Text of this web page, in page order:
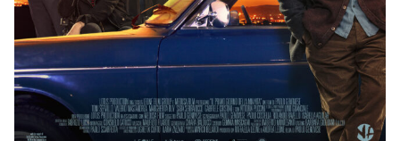
få / The Place, såld till 70 länder, ochVad Döljer du
För Mig / Perfect Strangers, middagsdramat som
inspirerade till så många som 21 nyinspelningar.
Den första dagen av mitt liv
bygger på Paolo
Genoveses roman från 2018.
—